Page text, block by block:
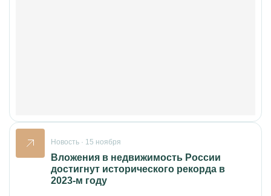
Новость · 15 ноября
Вложения в недвижимость России
достигнут исторического рекорда в
2023-м году